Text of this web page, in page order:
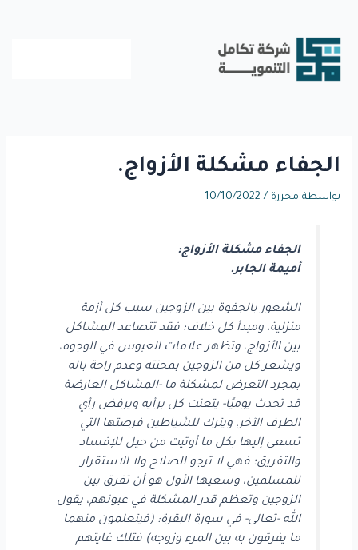
المحتوى
الجفاء مشكلة الأزواج.
بواسطة محررة /
10/10/2022
الجفاء مشكلة الأزواج:
أميمة الجابر.
الشعور بالجفوة بين الزوجين سبب كل أزمة
منزلية، ومبدأ كل خلاف؛ فقد تتصاعد المشاكل
بين الأزواج، وتظهر علامات العبوس في الوجوه،
ويشعر كل من الزوجين بمحنته وعدم راحة باله
بمجرد التعرض لمشكلة ما -المشاكل العارضة
قد تحدث يوميًا- يتعنت كل برأيه ويرفض رأي
الطرف الآخر، ويترك للشياطين فرصتها التي
تسعى إليها بكل ما أوتيت من حيل للإفساد
والتفريق؛ فهي لا ترجو الصلاح ولا الاستقرار
للمسلمين، وسعيها الأول هو أن تفرق بين
الزوجين وتعظم قدر المشكلة في عيونهم، يقول
الله -تعالى- في سورة البقرة: (فيتعلمون منهما
ما يفرقون به بين المرء وزوجه) فتلك غايتهم